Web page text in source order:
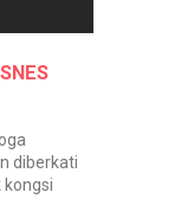
diberkati
kongsi